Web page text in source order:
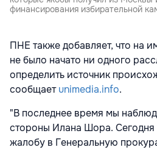
финансирования избирательной
ПНЕ также добавляет, что на
не было начато ни одного
определить источник
сообщаетunimedia.info.
"В последнее время мы
стороны Илана Шора.
жалобу в Генеральную